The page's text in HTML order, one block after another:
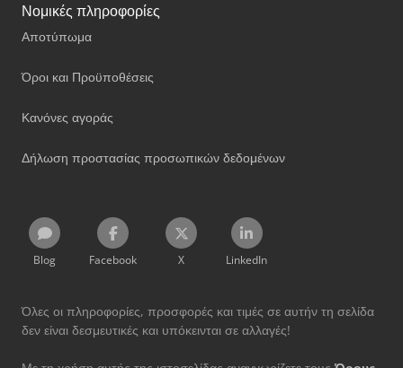
Νομικές πληροφορίες
Αποτύπωμα
Όροι και Προϋποθέσεις
Κανόνες αγοράς
Δήλωση προστασίας προσωπικών δεδομένων
Blog Facebook X LinkedIn
Όλες οι πληροφορίες, προσφορές και τιμές σε αυτήν τη σελίδα
δεν είναι δεσμευτικές και υπόκεινται σε αλλαγές!